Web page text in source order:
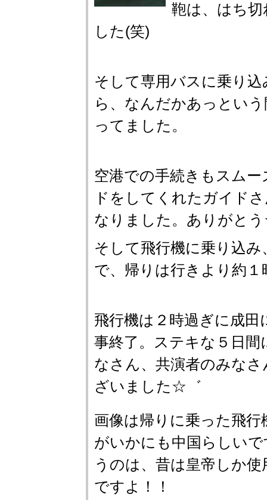
鞄は、はち
した(笑)
そして専用バスに乗り
ら、なんだかあっとい
ってました。
空港での手続きもスム
ドをしてくれたガイド
なりました。ありがと
そして飛行機に乗り込
で、帰りは行きより約
飛行機は２時過ぎに成田
事終了。ステキな５日
なさん、共演者のみな
ざいました☆゛
画像は帰りに乗った飛
がいかにも中国らしい
うのは、昔は皇帝しか
ですよ！！